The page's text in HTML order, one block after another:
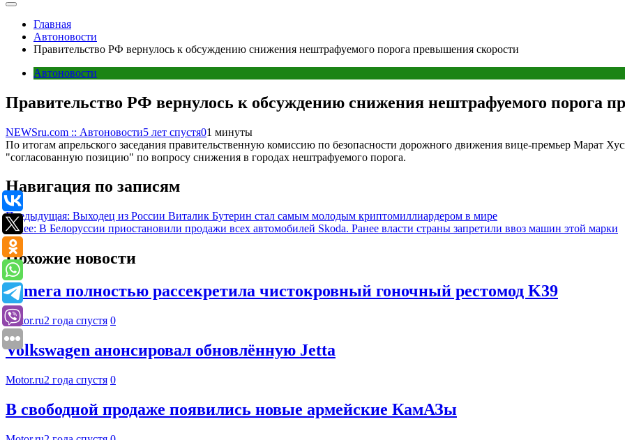
Главная
Автоновости
Правительство РФ вернулось к обсуждению снижения нештрафуемого порога превышения скорости
Автоновости
Правительство РФ вернулось к обсуждению снижения нештрафуемого порога
NEWSru.com :: Автоновости5 лет спустя01 минуты
По итогам апрельского заседания правительственную комиссию по безопасности дорожного движения вице-премьер Марат
"согласованную позицию" по вопросу снижения в городах нештрафуемого порога.
Навигация по записям
Предыдущая: Выходец из России Виталик Бутерин стал самым молодым криптомиллиардером в мире
Далее: В Белоруссии приостановили продажи всех автомобилей Skoda. Ранее власти страны запретили ввоз машин этой марки
Похожие новости
Kimera полностью рассекретила чистокровный гоночный рестомод K39
Motor.ru2 года спустя 0
Volkswagen анонсировал обновлённую Jetta
Motor.ru2 года спустя 0
В свободной продаже появились новые армейские КамАЗы